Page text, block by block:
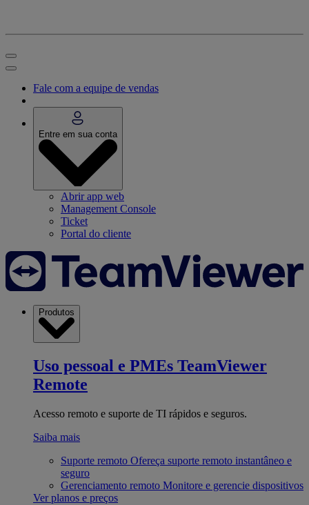
Fale com a equipe de vendas
Entre em sua conta
Abrir app web
Management Console
Ticket
Portal do cliente
Produtos
Uso pessoal e PMEs TeamViewer
Remote
Acesso remoto e suporte de TI rápidos e seguros.
Saiba mais
Suporte remoto Ofereça suporte remoto instantâneo e
seguro
Gerenciamento remoto Monitore e gerencie dispositivos
Ver planos e preços